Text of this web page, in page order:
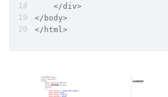
    </div>
</body>
</html>